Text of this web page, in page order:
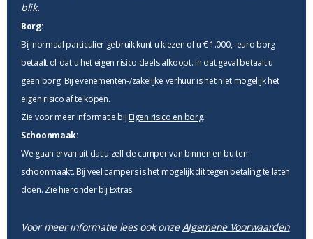
blik.
Borg:
Bij normaal particulier gebruik kunt u kiezen of u € 1.000,- euro borg
betaalt of dat u het eigen risico deels afkoopt. In dat geval betaalt u
geen borg. Bij evenementen-/zakelijke verhuur is het niet mogelijk het
eigen risico af te kopen.
Zie voor meer informatie bij Eigen risico en borg.
Schoonmaak:
We gaan ervan uit dat u zelf de camper van binnen en buiten
schoonmaakt. Bij veel campers is het mogelijk dit tegen betaling te laten
doen. Zie hieronder bij Extras.
Voor meer informatie lees ook onzeAlgemene Voorwaarden